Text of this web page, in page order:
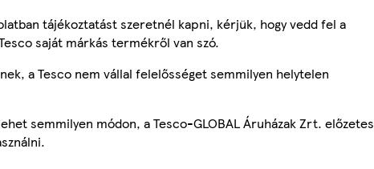
tájékoztatást szeretnél kapni, kérjük, hogy vedd fel a
saját márkás termékről van szó.
a Tesco nem vállal felelősséget semmilyen helytelen
semmilyen módon, a Tesco-GLOBAL Áruházak Zrt. előzetes